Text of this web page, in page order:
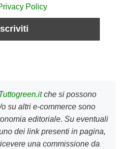
Policy
che si possono
su altri e-commerce sono
editoriale. Su eventuali
dei link presenti in pagina,
una commissione da